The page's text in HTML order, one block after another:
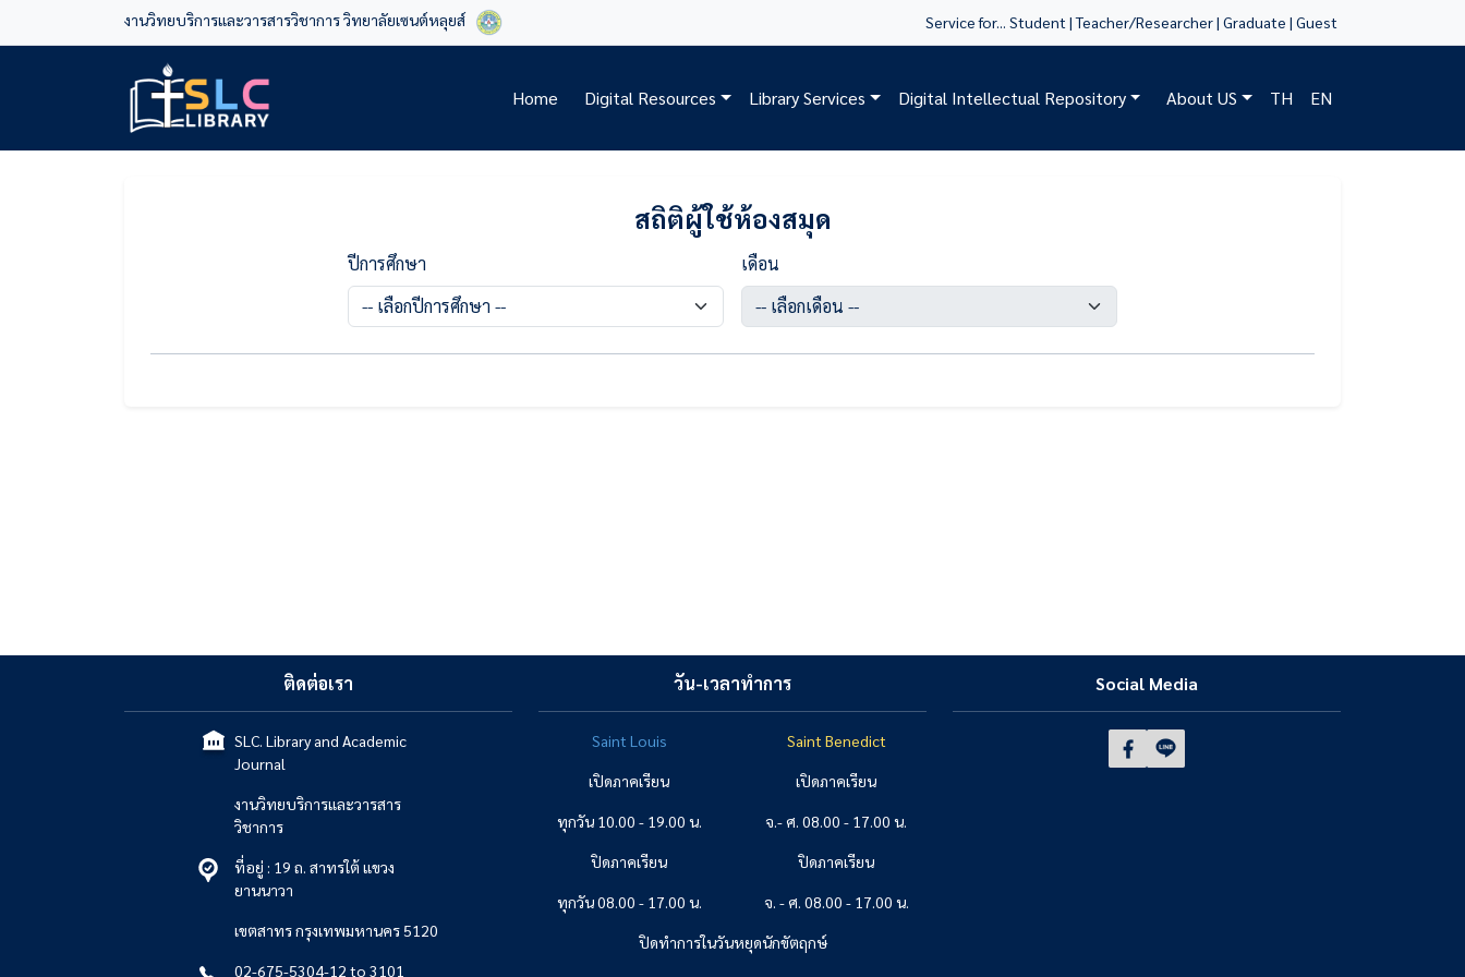
งานวิทยบริการและวารสารวิชาการ วิทยาลัยเซนต์หลุยส์ Service for... Student |Teacher/Researcher| Graduate | Guest
Home Digital Resources Library Services Digital Intellectual Repository About US TH EN
สถิติผู้ใช้ห้องสมุด
ปีการศึกษา เดือน
ติดต่อเรา
SLC. Library and Academic
Journal
งานวิทยบริการและวารสาร
วิชาการ
ที่อยู่ : 19 ถ. สาทรใต้ แขวง
ยานนาวา
เขตสาทร กรุงเทพมหานคร 5120
02-675-5304-12 to 3101
วัน-เวลาทำการ
Saint Louis
เปิดภาคเรียน
ทุกวัน 10.00 - 19.00 น.
ปิดภาคเรียน
ทุกวัน 08.00 - 17.00 น.
Saint Benedict
เปิดภาคเรียน
จ.- ศ. 08.00 - 17.00 น.
ปิดภาคเรียน
จ. - ศ. 08.00 - 17.00 น.
ปิดทำการในวันหยุดนักขัตฤกษ์
Social Media